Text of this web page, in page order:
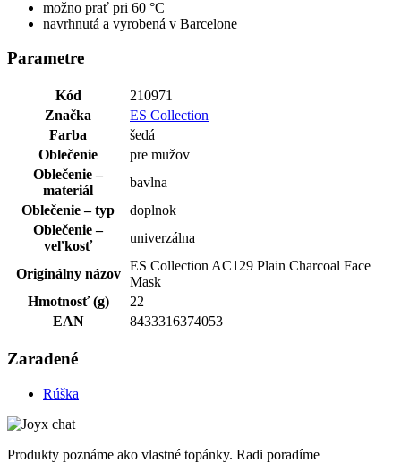
možno prať pri 60 °C
navrhnutá a vyrobená v Barcelone
Parametre
Kód
210971
Značka
ES Collection
Farba
šedá
Oblečenie
pre mužov
Oblečenie –
materiál
bavlna
Oblečenie – typ
doplnok
Oblečenie –
veľkosť
univerzálna
Originálny názov
ES Collection AC129 Plain Charcoal Face
Mask
Hmotnosť (g)
22
EAN
8433316374053
Zaradené
Rúška
Produkty poznáme ako vlastné topánky. Radi poradíme